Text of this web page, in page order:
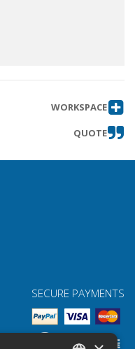
WORKSPACE
QUOTE
SECURE PAYMENTS